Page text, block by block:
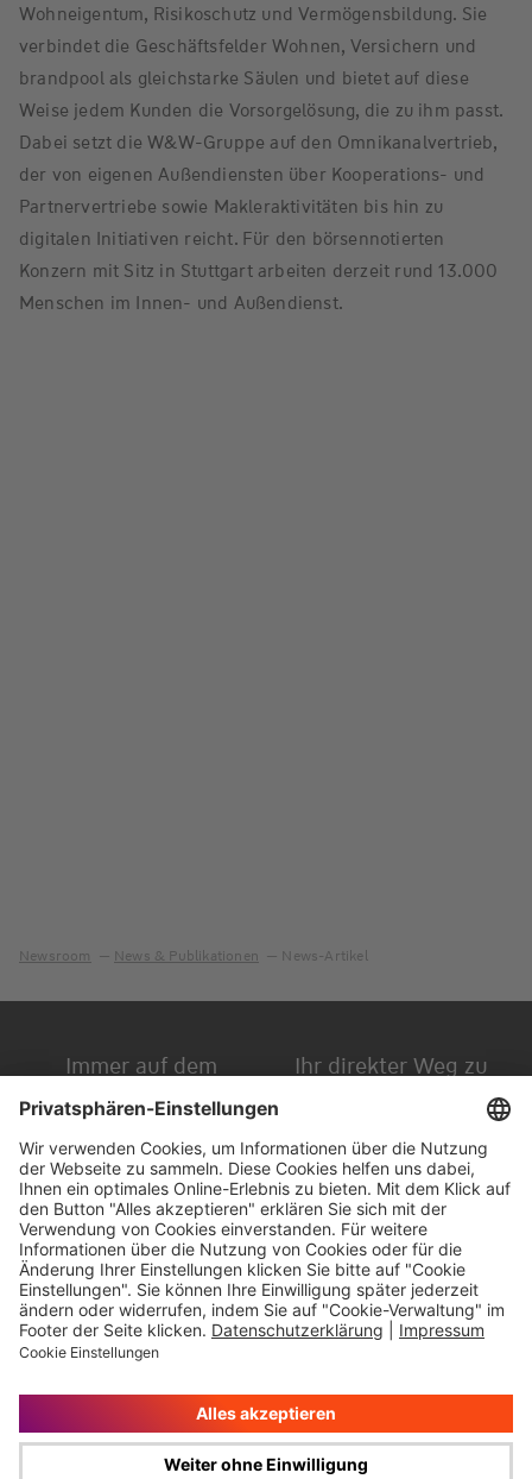
Wohneigentum, Risikoschutz und Vermögensbildung. Sie
verbindet die Geschäftsfelder Wohnen, Versichern und
brandpool als gleichstarke Säulen und bietet auf diese
Weise jedem Kunden die Vorsorgelösung, die zu ihm passt.
Dabei setzt die W&W-Gruppe auf den Omnikanalvertrieb,
der von eigenen Außendiensten über Kooperations- und
Partnervertriebe sowie Makleraktivitäten bis hin zu
digitalen Initiativen reicht. Für den börsennotierten
Konzern mit Sitz in Stuttgart arbeiten derzeit rund 13.000
Menschen im Innen- und Außendienst.
Newsroom News & Publikationen News-Artikel
Immer auf dem
Hauptversammlung
Finanzkalender
IR-Newsletter
Ihr direkter Weg zu
Karriere